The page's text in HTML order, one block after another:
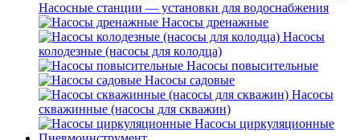
Насосные станции — установки для водоснабжения
Насосы дренажные
Насосы
колодезные (насосы для колодца)
Насосы повысительные
Насосы садовые
Насосы
скважинные (насосы для скважин)
Насосы циркуляционные